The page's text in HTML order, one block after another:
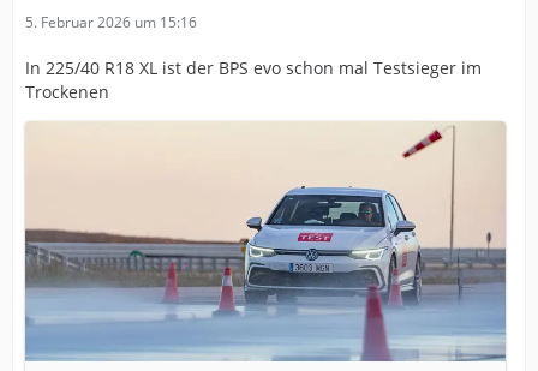
5. Februar 2026 um 15:16
In 225/40 R18 XL ist der BPS evo schon mal Testsieger im
Trockenen